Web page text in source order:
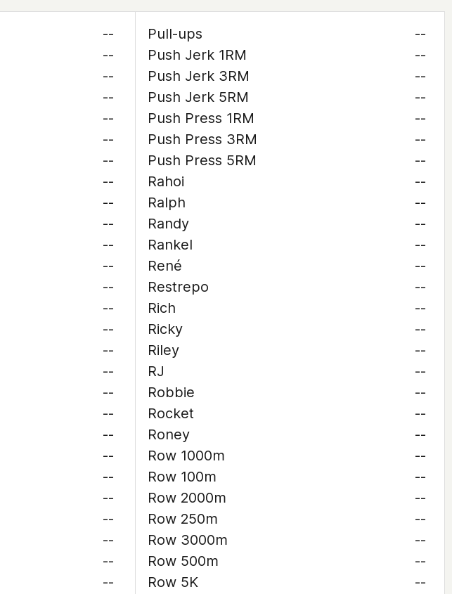
--
--
--
--
--
--
--
--
--
--
--
--
--
--
--
--
--
--
--
--
--
--
--
--
--
--
--
Pull-ups
--
Push Jerk 1RM
--
Push Jerk 3RM
--
Push Jerk 5RM
--
Push Press 1RM
--
Push Press 3RM
--
Push Press 5RM
--
Rahoi
--
Ralph
--
Randy
--
Rankel
--
René
--
Restrepo
--
Rich
--
Ricky
--
Riley
--
RJ
--
Robbie
--
Rocket
--
Roney
--
Row 1000m
--
Row 100m
--
Row 2000m
--
Row 250m
--
Row 3000m
--
Row 500m
--
Row 5K
--